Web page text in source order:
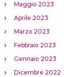
Maggio 2023
Aprile 2023
Marzo 2023
Febbraio 2023
Gennaio 2023
Dicembre 2022